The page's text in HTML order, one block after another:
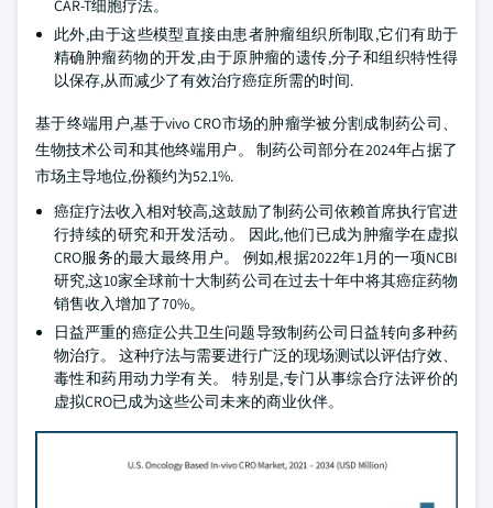
CAR-T细胞疗法。
此外,由于这些模型直接由患者肿瘤组织所制取,它们有助于
精确肿瘤药物的开发,由于原肿瘤的遗传,分子和组织特性得
以保存,从而减少了有效治疗癌症所需的时间.
基于终端用户,基于vivo CRO市场的肿瘤学被分割成制药公司、
生物技术公司和其他终端用户。 制药公司部分在2024年占据了
市场主导地位,份额约为52.1%.
癌症疗法收入相对较高,这鼓励了制药公司依赖首席执行官进
行持续的研究和开发活动。 因此,他们已成为肿瘤学在虚拟
CRO服务的最大最终用户。 例如,根据2022年1月的一项NCBI
研究,这10家全球前十大制药公司在过去十年中将其癌症药物
销售收入增加了70%。
日益严重的癌症公共卫生问题导致制药公司日益转向多种药
物治疗。 这种疗法与需要进行广泛的现场测试以评估疗效、
毒性和药用动力学有关。 特别是,专门从事综合疗法评价的
虚拟CRO已成为这些公司未来的商业伙伴。